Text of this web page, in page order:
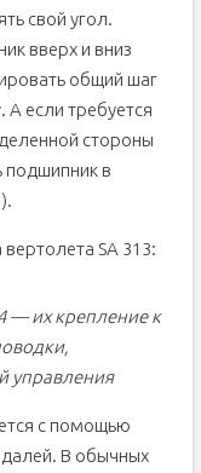
свой угол.
вверх и вниз
общий шаг
А если требуется
стороны
подшипник в
SA 313:
— их крепление к
управления
с помощью
В обычных